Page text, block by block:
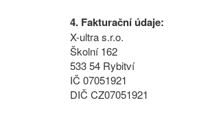
4. Fakturační údaje:
X-ultra s.r.o.
Školní 162
533 54 Rybitví
IČ 07051921
DIČ CZ07051921